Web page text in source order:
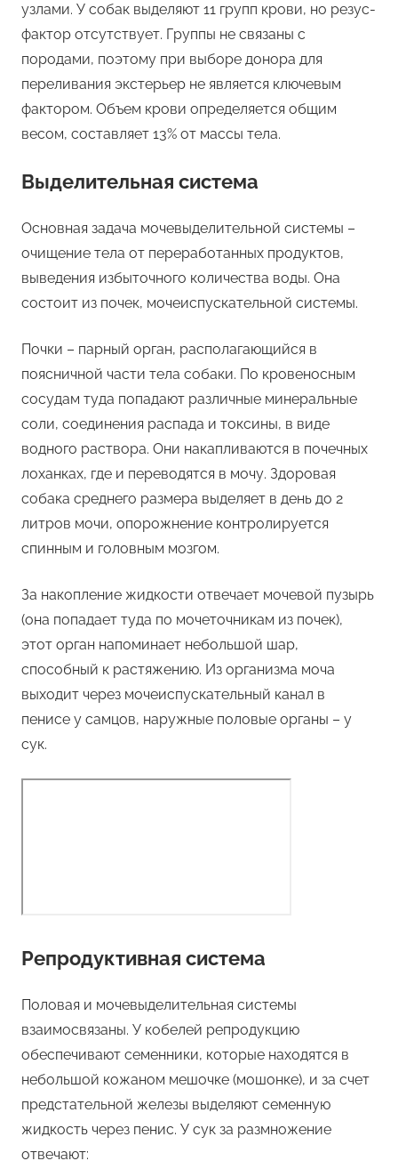
узлами. У собак выделяют 11 групп крови, но резус-
фактор отсутствует. Группы не связаны с
породами, поэтому при выборе донора для
переливания экстерьер не является ключевым
фактором. Объем крови определяется общим
весом, составляет 13% от массы тела.
Выделительная система
Основная задача мочевыделительной системы –
очищение тела от переработанных продуктов,
выведения избыточного количества воды. Она
состоит из почек, мочеиспускательной системы.
Почки – парный орган, располагающийся в
поясничной части тела собаки. По кровеносным
сосудам туда попадают различные минеральные
соли, соединения распада и токсины, в виде
водного раствора. Они накапливаются в почечных
лоханках, где и переводятся в мочу. Здоровая
собака среднего размера выделяет в день до 2
литров мочи, опорожнение контролируется
спинным и головным мозгом.
За накопление жидкости отвечает мочевой пузырь
(она попадает туда по мочеточникам из почек),
этот орган напоминает небольшой шар,
способный к растяжению. Из организма моча
выходит через мочеиспускательный канал в
пенисе у самцов, наружные половые органы – у
сук.
Репродуктивная система
Половая и мочевыделительная системы
взаимосвязаны. У кобелей репродукцию
обеспечивают семенники, которые находятся в
небольшой кожаном мешочке (мошонке), и за счет
предстательной железы выделяют семенную
жидкость через пенис. У сук за размножение
отвечают: